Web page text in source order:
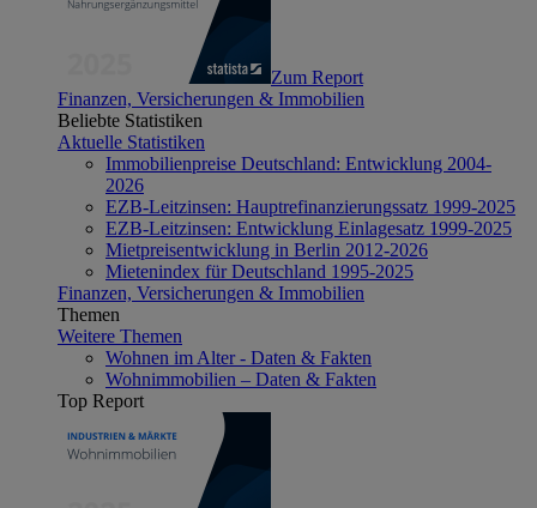
Zum Report
Finanzen, Versicherungen & Immobilien
Beliebte Statistiken
Aktuelle Statistiken
Immobilienpreise Deutschland: Entwicklung 2004-
2026
EZB-Leitzinsen: Hauptrefinanzierungssatz 1999-2025
EZB-Leitzinsen: Entwicklung Einlagesatz 1999-2025
Mietpreisentwicklung in Berlin 2012-2026
Mietenindex für Deutschland 1995-2025
Finanzen, Versicherungen & Immobilien
Themen
Weitere Themen
Wohnen im Alter - Daten & Fakten
Wohnimmobilien – Daten & Fakten
Top Report